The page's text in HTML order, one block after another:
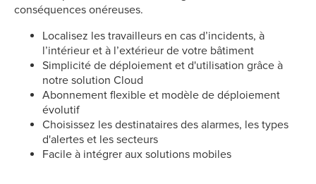
conséquences onéreuses.
Localisez les travailleurs en cas d’incidents, à
l’intérieur et à l’extérieur de votre bâtiment
Simplicité de déploiement et d'utilisation grâce à
notre solution Cloud
Abonnement flexible et modèle de déploiement
évolutif
Choisissez les destinataires des alarmes, les types
d'alertes et les secteurs
Facile à intégrer aux solutions mobiles